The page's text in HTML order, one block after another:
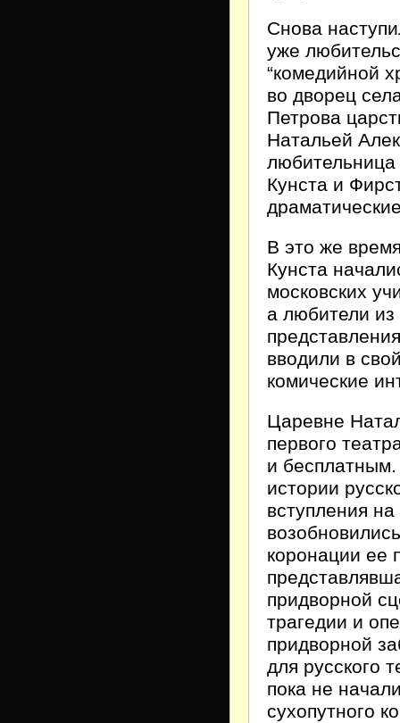
Снова
уже
“комедийной
во дворец
Петрова
Натальей
любительница
Кунста и
В это же
Кунста
московских
а любители из
вводили в
комические
Царевне
первого
и
истории
вступления
коронации ее
придворной
трагедии и
придворной
для русского
пока не
сухопутного